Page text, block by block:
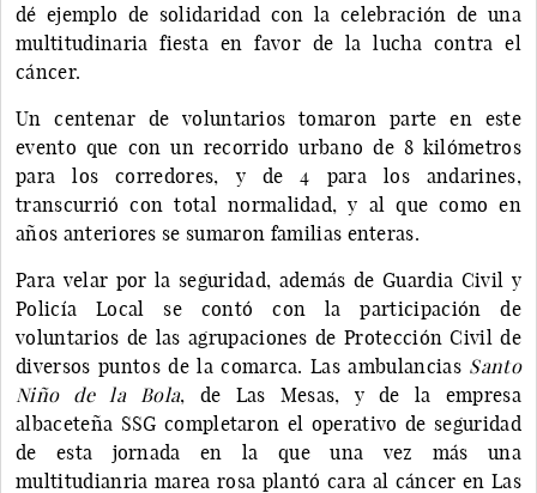
dé ejemplo de solidaridad con la celebración de una
multitudinaria fiesta en favor de la lucha contra el
cáncer.
Un centenar de voluntarios tomaron parte en este
evento que con un recorrido urbano de 8 kilómetros
para los corredores, y de 4 para los andarines,
transcurrió con total normalidad, y al que como en
años anteriores se sumaron familias enteras.
Para velar por la seguridad, además de Guardia Civil y
Policía Local se contó con la participación de
voluntarios de las agrupaciones de Protección Civil de
diversos puntos de la comarca. Las ambulancias Santo
Niño de la Bola, de Las Mesas, y de la empresa
albaceteña SSG completaron el operativo de seguridad
de esta jornada en la que una vez más una
multitudianria marea rosa plantó cara al cáncer en Las